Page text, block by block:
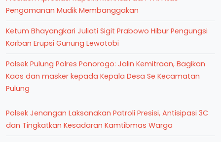
Pengamanan Mudik Membanggakan
Ketum Bhayangkari Juliati Sigit Prabowo Hibur Pengungsi
Korban Erupsi Gunung Lewotobi
Polsek Pulung Polres Ponorogo: Jalin Kemitraan, Bagikan
Kaos dan masker kepada Kepala Desa Se Kecamatan
Pulung
Polsek Jenangan Laksanakan Patroli Presisi, Antisipasi 3C
dan Tingkatkan Kesadaran Kamtibmas Warga